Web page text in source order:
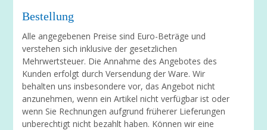
Bestellung
Alle angegebenen Preise sind Euro-Beträge und
verstehen sich inklusive der gesetzlichen
Mehrwertsteuer. Die Annahme des Angebotes des
Kunden erfolgt durch Versendung der Ware. Wir
behalten uns insbesondere vor, das Angebot nicht
anzunehmen, wenn ein Artikel nicht verfügbar ist oder
wenn Sie Rechnungen aufgrund früherer Lieferungen
unberechtigt nicht bezahlt haben. Können wir eine